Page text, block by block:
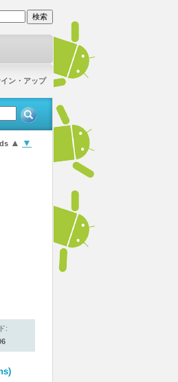
ン・アップ
▲ ▼
: